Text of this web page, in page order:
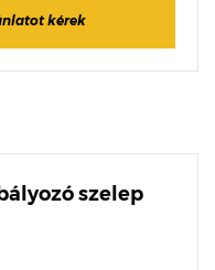
kérek
szelep